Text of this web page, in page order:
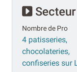
Nombre de Pro
4 patisseries,
chocolateries,
confiseries sur